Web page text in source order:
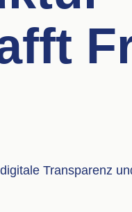
Transparenz